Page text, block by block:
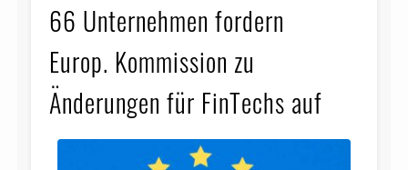
66 Unternehmen fordern
Europ. Kommission zu
Änderungen für FinTechs auf